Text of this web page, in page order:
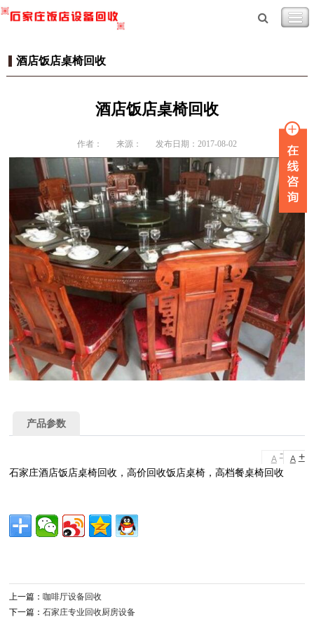
酒店饭店桌椅回收
酒店饭店桌椅回收
作者： 来源： 发布日期：2017-08-02
产品参数
A - A +
石家庄酒店饭店桌椅回收，高价回收饭店桌椅，高档餐桌椅回收
上一篇：咖啡厅设备回收
下一篇：石家庄专业回收厨房设备